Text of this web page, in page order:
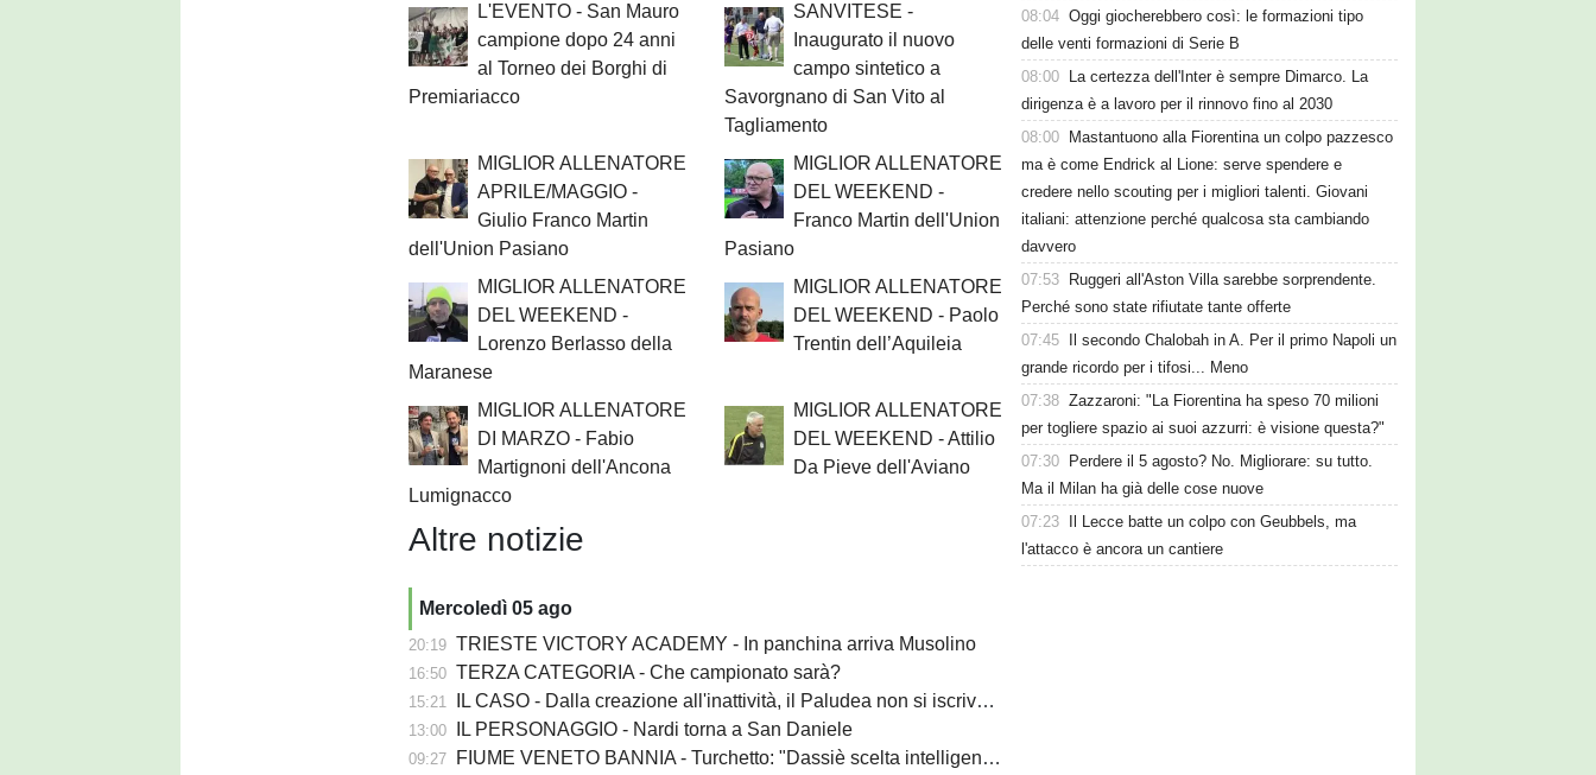
L'EVENTO - San Mauro
campione dopo 24 anni
al Torneo dei Borghi di
Premiariacco
SANVITESE -
Inaugurato il nuovo
campo sintetico a
Savorgnano di San Vito al
Tagliamento
MIGLIOR ALLENATORE
APRILE/MAGGIO -
Giulio Franco Martin
dell'Union Pasiano
MIGLIOR ALLENATORE
DEL WEEKEND -
Franco Martin dell'Union
Pasiano
MIGLIOR ALLENATORE
DEL WEEKEND -
Lorenzo Berlasso della
Maranese
MIGLIOR ALLENATORE
DEL WEEKEND - Paolo
Trentin dell’Aquileia
MIGLIOR ALLENATORE
DI MARZO - Fabio
Martignoni dell'Ancona
Lumignacco
MIGLIOR ALLENATORE
DEL WEEKEND - Attilio
Da Pieve dell'Aviano
Altre notizie
Mercoledì 05 ago
20:19 TRIESTE VICTORY ACADEMY - In panchina arriva Musolino
16:50 TERZA CATEGORIA - Che campionato sarà?
15:21 IL CASO - Dalla creazione all'inattività, il Paludea non si iscrive alla Terza categoria
13:00 IL PERSONAGGIO - Nardi torna a San Daniele
09:27 FIUME VENETO BANNIA - Turchetto: "Dassiè scelta intelligente. Costruito una squadra esperta"
08:04 Oggi giocherebbero così: le formazioni tipo
delle venti formazioni di Serie B
08:00
La certezza dell'Inter è sempre Dimarco. La
dirigenza è a lavoro per il rinnovo fino al 2030
08:00
Mastantuono alla Fiorentina un colpo pazzesco
ma è come Endrick al Lione: serve spendere e
credere nello scouting per i migliori talenti. Giovani
italiani: attenzione perché qualcosa sta cambiando
davvero
07:53
Ruggeri all'Aston Villa sarebbe sorprendente.
Perché sono state rifiutate tante offerte
07:45
Il secondo Chalobah in A. Per il primo Napoli un
grande ricordo per i tifosi... Meno
07:38 Zazzaroni: "La Fiorentina ha speso 70 milioni
per togliere spazio ai suoi azzurri: è visione questa?"
07:30
Perdere il 5 agosto? No. Migliorare: su tutto.
Ma il Milan ha già delle cose nuove
07:23
Il Lecce batte un colpo con Geubbels, ma
l'attacco è ancora un cantiere